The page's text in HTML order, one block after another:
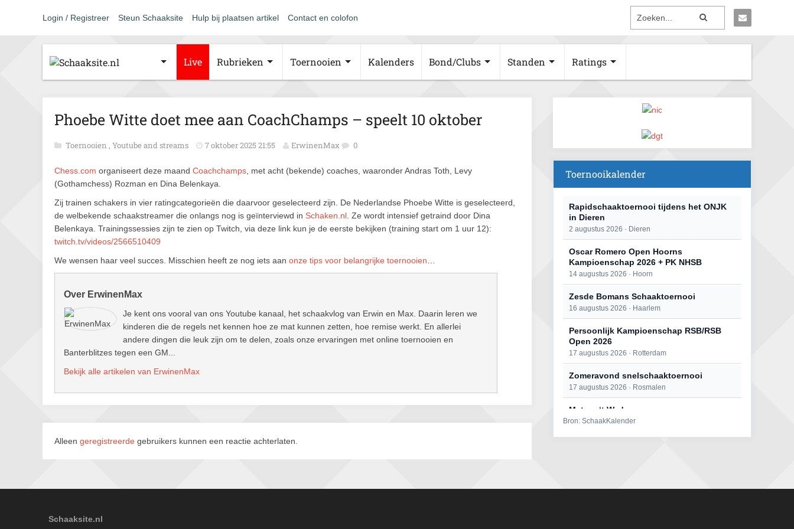
Login / Registreer Steun Schaaksite Hulp bij plaatsen artikel Contact en colofon
Live Rubrieken Toernooien Kalenders Bond/Clubs Standen Ratings
Phoebe Witte doet mee aan CoachChamps – speelt 10 oktober
Toernooien , Youtube and streams 7 oktober 2025 21:55 ErwinenMax 0
Chess.com organiseert deze maand Coachchamps , met acht (bekende) coaches, waaronder Andras Toth, Levy
(Gothamchess) Rozman en Dina Belenkaya.
Zij trainen schakers in vier ratingcategorieën die daarvoor geselecteerd zijn. De Nederlandse Phoebe Witte is geselecteerd,
de welbekende schaakstreamer die onlangs nog is geïnterviewd in Schaken.nl . Ze wordt intensief getraind door Dina
Belenkaya. Trainings­sessies zijn te zien op Twitch, via deze link kun je de eerste bekijken (training start om 1 uur 12):
twitch.tv/videos/2566510409
We wensen haar veel succes. Misschien heeft ze nog iets aan onze tips voor belangrijke toernooien
Over ErwinenMax
Je kent ons vooral van ons Youtube kanaal, het schaakvlog van Erwin en Max. Daarin leren we
kinderen die de regels net kennen hoe ze mat kunnen zetten, hoe remise werkt. En allerlei
andere dingen die leuk zijn om te delen, zoals onze ervaringen met online toernooien en
Banterblitzes tegen een GM...
Bekijk alle artikelen van ErwinenMax
Alleen geregistreerde gebruikers kunnen een reactie achterlaten.
Toernooikalender
Rapidschaaktoernooi tijdens het ONJK
in Dieren
2 augustus 2026 · Dieren
Oscar Romero Open Hoorns
Kampioenschap 2026 + PK NHSB
14 augustus 2026 · Hoorn
Zesde Bomans Schaaktoernooi
16 augustus 2026 · Haarlem
Persoonlijk Kampioenschap RSB/RSB
Open 2026
17 augustus 2026 · Rotterdam
Zomeravond snelschaaktoernooi
17 augustus 2026 · Rosmalen
Mat op ‘t Wad
22 augustus 2026 · Den Burg, Texel
Simultaan The Butcher
Bron: SchaakKalender
Schaaksite.nl